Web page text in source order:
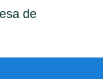
de